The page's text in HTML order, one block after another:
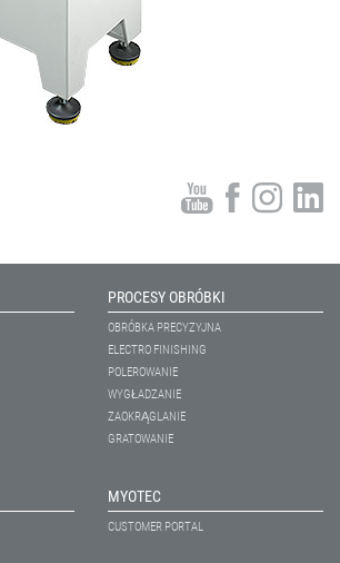
PROCESY OBRÓBKI
OBRÓBKA PRECYZYJNA
ELECTRO FINISHING
POLEROWANIE
WYGŁADZANIE
ZAOKRĄGLANIE
GRATOWANIE
MYOTEC
CUSTOMER PORTAL